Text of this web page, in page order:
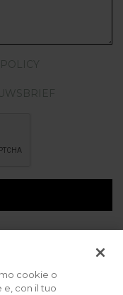
cookie o
con il tuo